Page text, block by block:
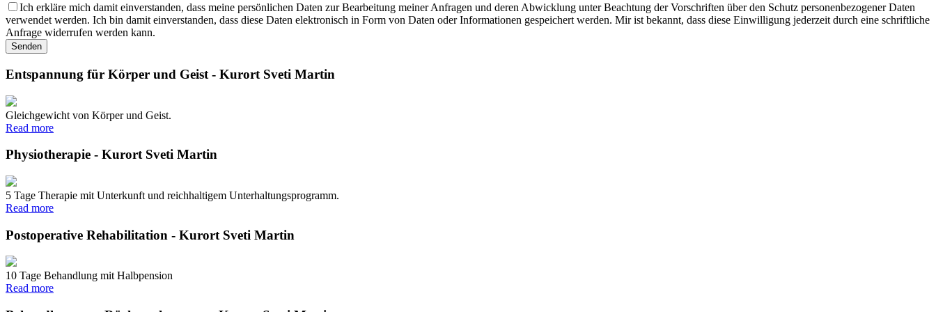
Ich erkläre mich damit einverstanden, dass meine persönlichen Daten zur Bearbeitung meiner Anfragen und deren Abwicklung unter Beachtung der Vorschriften über den Schutz personenbezogener Daten
verwendet werden. Ich bin damit einverstanden, dass diese Daten elektronisch in Form von Daten oder Informationen gespeichert werden. Mir ist bekannt, dass diese Einwilligung jederzeit durch eine schriftliche
Anfrage widerrufen werden kann.
Entspannung für Körper und Geist - Kurort Sveti Martin
Gleichgewicht von Körper und Geist.
Read more
Physiotherapie - Kurort Sveti Martin
5 Tage Therapie mit Unterkunft und reichhaltigem Unterhaltungsprogramm.
Read more
Postoperative Rehabilitation - Kurort Sveti Martin
10 Tage Behandlung mit Halbpension
Read more